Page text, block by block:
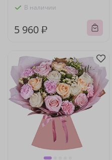
В наличии
5 960 ₽